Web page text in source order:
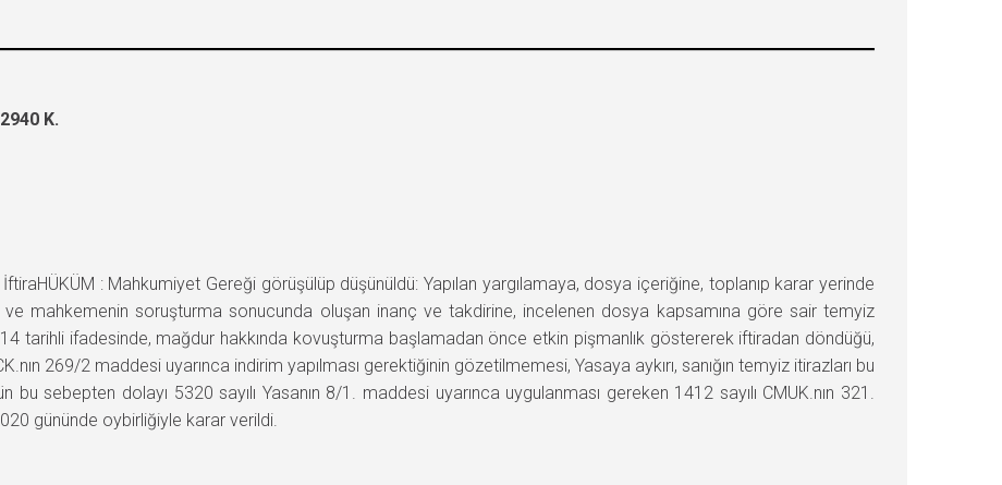
K.
: Mahkumiyet Gereği görüşülüp düşünüldü: Yapılan yargılamaya, dosya içeriğine, toplanıp karar yerinde
mahkemenin soruşturma sonucunda oluşan inanç ve takdirine, incelenen dosya kapsamına göre sair temyiz
tarihli ifadesinde, mağdur hakkında kovuşturma başlamadan önce etkin pişmanlık göstererek iftiradan döndüğü,
269/2 maddesi uyarınca indirim yapılması gerektiğinin gözetilmemesi, Yasaya aykırı, sanığın temyiz itirazları bu
sebepten dolayı 5320 sayılı Yasanın 8/1. maddesi uyarınca uygulanması gereken 1412 sayılı CMUK.nın 321.
gününde oybirliğiyle karar verildi.